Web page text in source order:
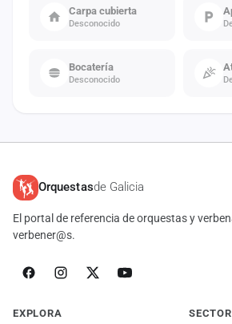
Carpa cubierta
Desconocido
Bocatería
Desconocido
Orquestasde Galicia
El portal de referencia de orquestas y
verbener@s.
EXPLORA SECTOR